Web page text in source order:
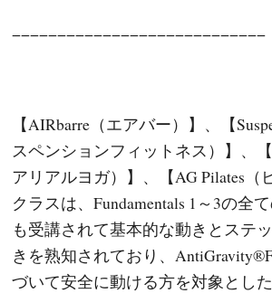
−−−−−−−−−−−−−−−−−−−−−−−−−−−−
【AIRbarre（エアバー）】、【
スペンションフィットネス）】、
アリアルヨガ）】、【AG Pilates（
クラスは、Fundamentals 1～3の全
も受講されて基本的な動きとステ
きを熟知されており、
づいて安全に動ける方を対象とし